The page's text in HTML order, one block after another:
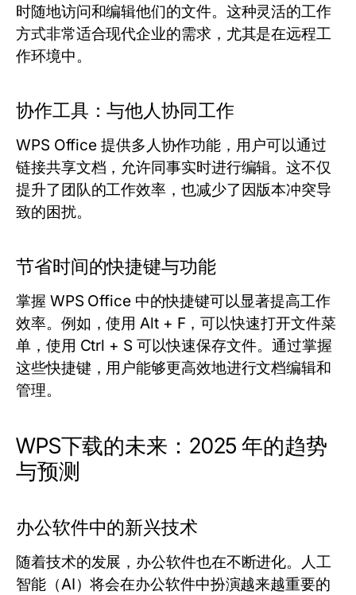
时随地访问和编辑他们的文件。这种灵活的工作
方式非常适合现代企业的需求，尤其是在远程工
作环境中。
协作工具：与他人协同工作
WPS Office 提供多人协作功能，用户可以通过
链接共享文档，允许同事实时进行编辑。这不仅
提升了团队的工作效率，也减少了因版本冲突导
致的困扰。
节省时间的快捷键与功能
掌握 WPS Office 中的快捷键可以显著提高工作
效率。例如，使用 Alt + F，可以快速打开文件菜
单，使用 Ctrl + S 可以快速保存文件。通过掌握
这些快捷键，用户能够更高效地进行文档编辑和
管理。
WPS下载的未来：2025 年的趋势
与预测
办公软件中的新兴技术
随着技术的发展，办公软件也在不断进化。人工
智能（AI）将会在办公软件中扮演越来越重要的